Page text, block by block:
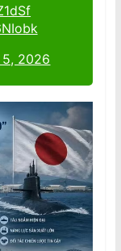
5, 2026